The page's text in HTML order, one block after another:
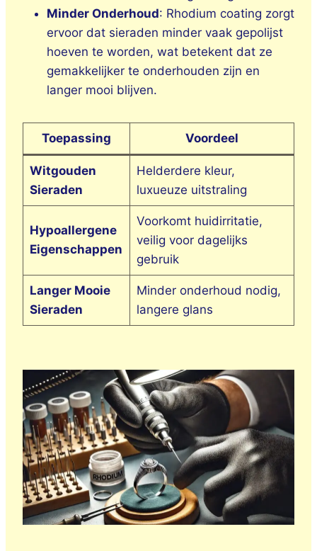
Minder Onderhoud: Rhodium coating zorgt
ervoor dat sieraden minder vaak gepolijst
hoeven te worden, wat betekent dat ze
gemakkelijker te onderhouden zijn en
langer mooi blijven.
Toepassing Voordeel
Witgouden
Sieraden
Helderdere kleur,
luxueuze uitstraling
Hypoallergene
Eigenschappen
Voorkomt huidirritatie,
veilig voor dagelijks
gebruik
Langer Mooie
Sieraden
Minder onderhoud nodig,
langere glans